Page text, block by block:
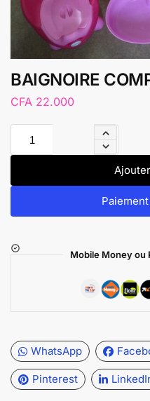
BAIGNOIRE
CFA 22.000
Mobile Money ou
WhatsApp
Pinterest